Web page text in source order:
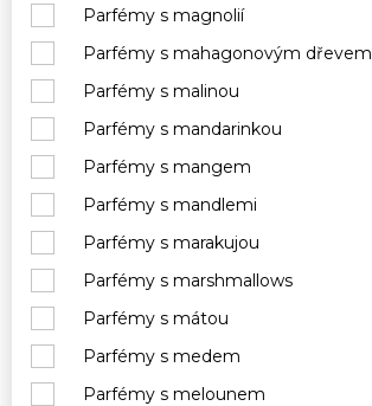
Parfémy s magnolií
Parfémy s mahagonovým dřevem
Parfémy s malinou
Parfémy s mandarinkou
Parfémy s mangem
Parfémy s mandlemi
Parfémy s marakujou
Parfémy s marshmallows
Parfémy s mátou
Parfémy s medem
Parfémy s melounem